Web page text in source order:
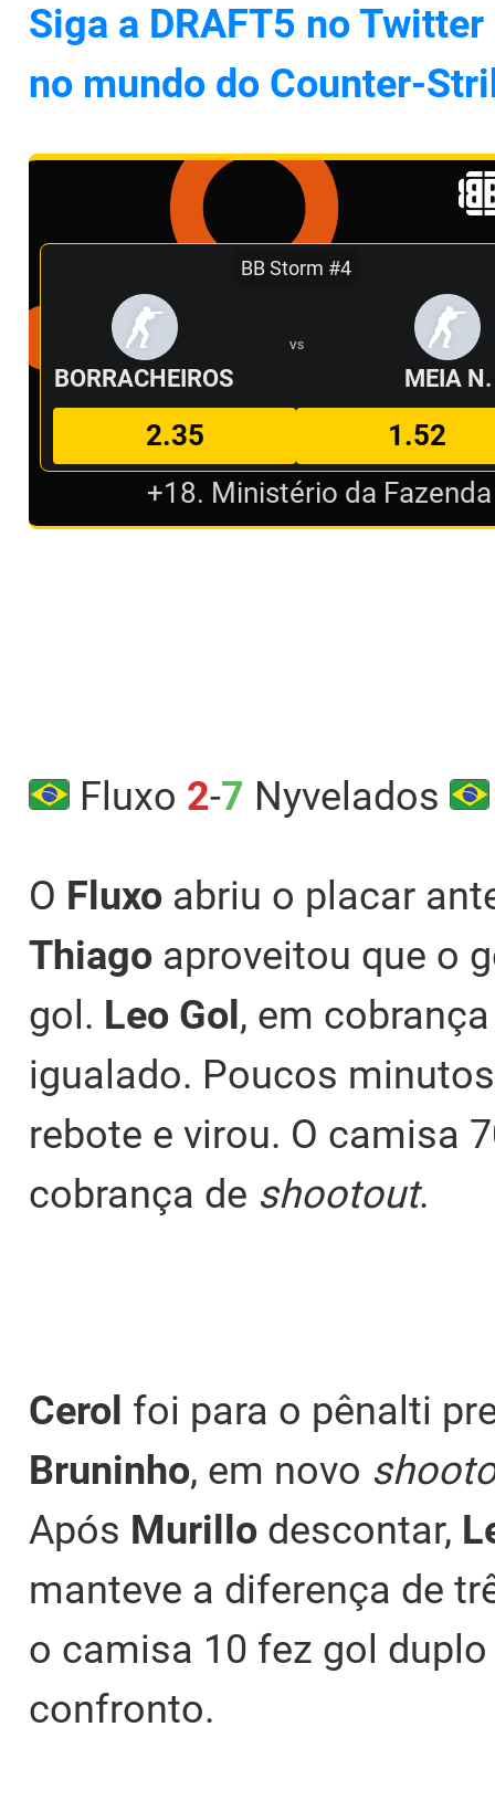
Siga a DRAFT5 no
no mundo do Counter-
BB Storm #4
BORRACHEIROS
VS
MEIA N.
2.35
1.52
+18. Ministério da
Fluxo 2-7 Nyvelados
O Fluxo abriu o placar
Thiago aproveitou que o
gol. Leo Gol, em
igualado. Poucos
rebote e virou. O camisa
cobrança de shootout.
Cerol foi para o pênalti
Bruninho, em novo
Após Murillo descontar,
manteve a diferença de
o camisa 10 fez gol
confronto.